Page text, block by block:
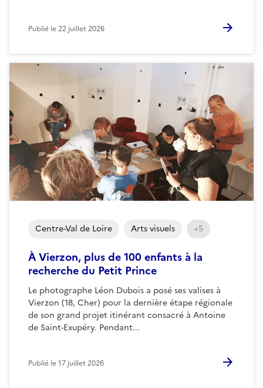
Publié le22 juillet 2026
À Vierzon, plus de 100 enfants à la
recherche du Petit Prince
Le photographe Léon Dubois a posé ses valises à
Vierzon (18, Cher) pour la dernière étape régionale
de son grand projet itinérant consacré à Antoine
de Saint-Exupéry. Pendant...
Centre-Val de Loire Arts visuels +5
Publié le17 juillet 2026